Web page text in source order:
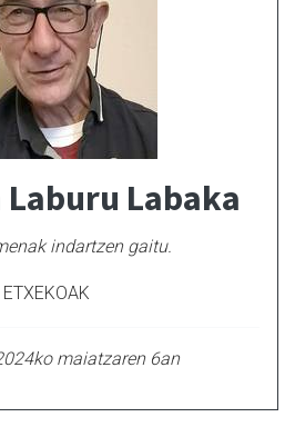
Laburu Labaka
indartzen gaitu.
ETXEKOAK
maiatzaren 6an